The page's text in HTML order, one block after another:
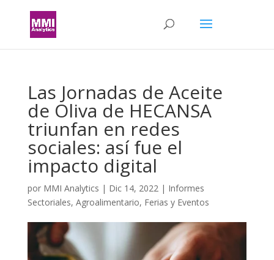
Las Jornadas de Aceite
de Oliva de HECANSA
triunfan en redes
sociales: así fue el
impacto digital
por MMI Analytics | Dic 14, 2022| Informes
Sectoriales, Agroalimentario, Ferias y Eventos